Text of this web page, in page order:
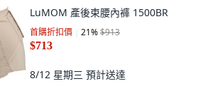
LuMOM 產後束腰內褲 1500BR
首購折扣價 21%$913
$713
8/12 星期三 預計送達